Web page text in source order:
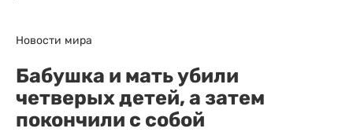
Новости мира
Бабушка и мать убили
четверых детей, а затем
покончили с собой